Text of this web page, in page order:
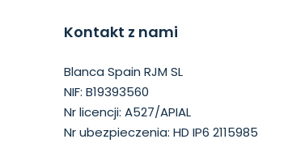
Kontakt z nami
Blanca Spain RJM SL
NIF: B19393560
Nr licencji: A527/APIAL
Nr ubezpieczenia: HD IP6 2115985